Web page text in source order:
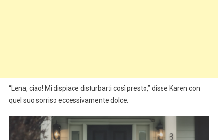
“Lena, ciao! Mi dispiace disturbarti così presto,” disse Karen con
quel suo sorriso eccessivamente dolce.